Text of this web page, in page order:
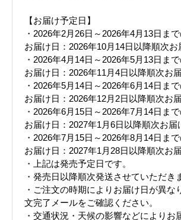
【お届け予定日】
・2026年2月26日～2026年4月13日ま
お届け日：2026年10月14日以降順次お
・2026年4月14日～2026年5月13日ま
お届け日：2026年11月4日以降順次お
・2026年5月14日～2026年6月14日ま
お届け日：2026年12月2日以降順次お
・2026年6月15日～2026年7月14日ま
お届け日：2027年1月6日以降順次お届
・2026年7月15日～2026年8月14日ま
お届け日：2027年1月28日以降順次お
・上記は発売予定日です。
・発売日以降順次発送させていただき
・ご注文の時期によりお届け日が異な
文完了メールをご確認ください。
・交通状況・天候の影響などによりお